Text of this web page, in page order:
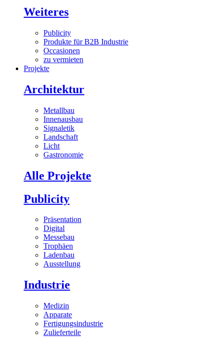
Weiteres
Publicity
Produkte für B2B Industrie
Occasionen
zu vermieten
Projekte
Architektur
Metallbau
Innenausbau
Signaletik
Landschaft
Licht
Gastronomie
Alle Projekte
Publicity
Präsentation
Digital
Messebau
Trophäen
Ladenbau
Ausstellung
Industrie
Medizin
Apparate
Fertigungsindustrie
Zulieferteile